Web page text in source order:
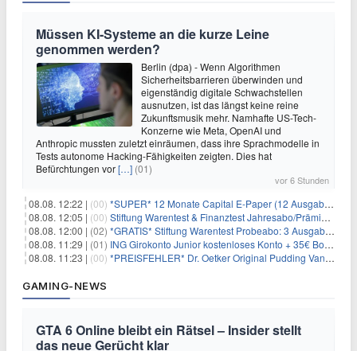
Müssen KI-Systeme an die kurze Leine
genommen werden?
Berlin (dpa) - Wenn Algorithmen
Sicherheitsbarrieren überwinden und
eigenständig digitale Schwachstellen
ausnutzen, ist das längst keine reine
Zukunftsmusik mehr. Namhafte US-Tech-
Konzerne wie Meta, OpenAI und
Anthropic mussten zuletzt einräumen, dass ihre Sprachmodelle in
Tests autonome Hacking-Fähigkeiten zeigten. Dies hat
Befürchtungen vor[…] (01)
vor 6 Stunden
08.08. 12:22 | (00) *SUPER* 12 Monate Capital E-Paper (12 Ausgaben) für NUR 7€ (statt 80,04€)
08.08. 12:05 | (00) Stiftung Warentest & Finanztest Jahresabo/Prämienabo für 35€ + Buchprämie
08.08. 12:00 | (02) *GRATIS* Stiftung Warentest Probeabo: 3 Ausgaben gratis im Wert von 25,20€
08.08. 11:29 | (01) ING Girokonto Junior kostenloses Konto + 35€ Bonus
08.08. 11:23 | (00) *PREISFEHLER* Dr. Oetker Original Pudding Vanille 22er-Pack für 2,97€
GAMING-NEWS
GTA 6 Online bleibt ein Rätsel – Insider stellt
das neue Gerücht klar